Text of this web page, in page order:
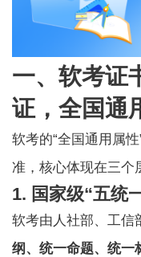
一、软考证
证，全国通
软考的“全国通用属
准，核心体现在三个
1. 国家级“五统
软考由人社部、工信
纲、统一命题、统一